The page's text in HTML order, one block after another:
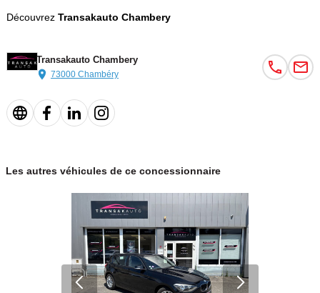
Découvrez Transakauto Chambery
Transakauto Chambery
73000 Chambéry
Les autres véhicules de ce concessionnaire